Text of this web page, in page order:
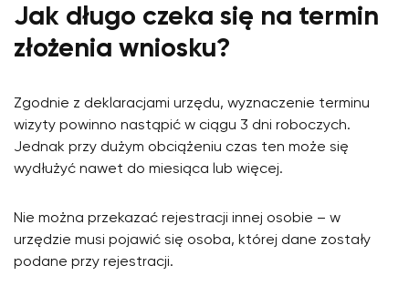
Jak długo czeka się na termin
złożenia wniosku?
Zgodnie z deklaracjami urzędu, wyznaczenie terminu
wizyty powinno nastąpić w ciągu 3 dni roboczych.
Jednak przy dużym obciążeniu czas ten może się
wydłużyć nawet do miesiąca lub więcej.
Nie można przekazać rejestracji innej osobie – w
urzędzie musi pojawić się osoba, której dane zostały
podane przy rejestracji.